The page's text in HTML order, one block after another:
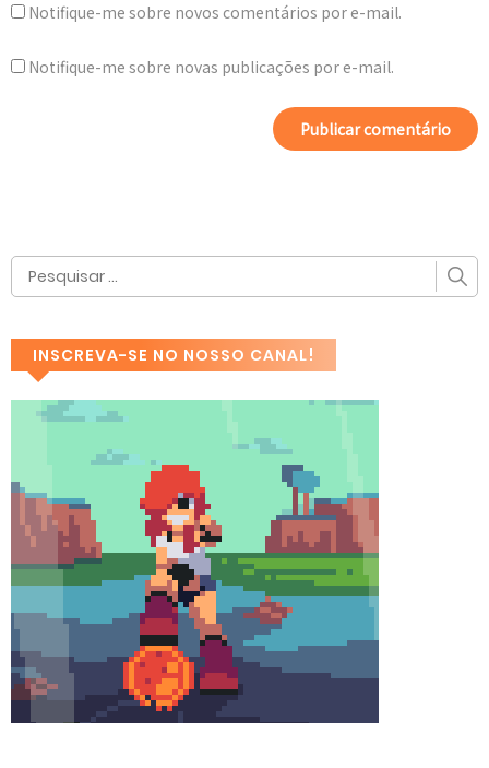
Notifique-me sobre novos comentários por e-mail.
Notifique-me sobre novas publicações por e-mail.
INSCREVA-SE NO NOSSO CANAL!